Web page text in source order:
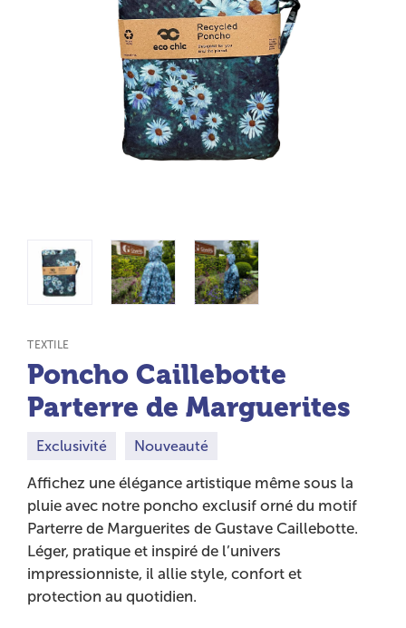
TYPE DE PRODUIT :
TEXTILE
Poncho Caillebotte
Parterre de Marguerites
Exclusivité Nouveauté
Affichez une élégance artistique même sous la
pluie avec notre poncho exclusif orné du motif
Parterre de Marguerites de Gustave Caillebotte.
Léger, pratique et inspiré de l’univers
impressionniste, il allie style, confort et
protection au quotidien.